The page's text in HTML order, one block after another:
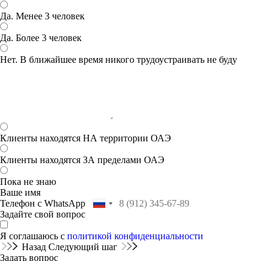
Да. Менее 3 человек
Да. Более 3 человек
Нет. В ближайшее время никого трудоустраивать не буду
Клиенты находятся НА территории ОАЭ
Клиенты находятся ЗА пределами ОАЭ
Пока не знаю
Ваше имя
Телефон с WhatsApp
Задайте свой вопрос
Я соглашаюсь с политикой конфиденциальности
Назад Следующий шаг
Задать вопрос